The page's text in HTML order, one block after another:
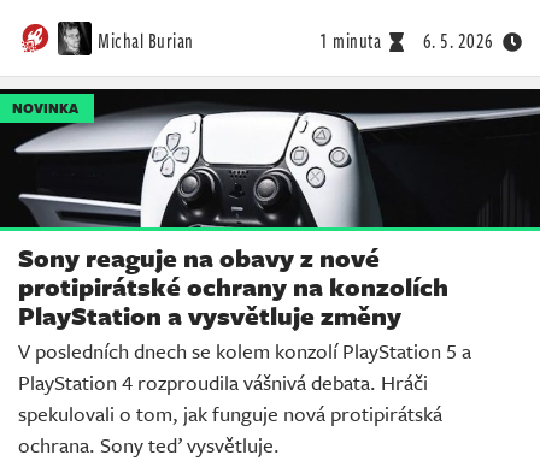
Michal Burian 1 minuta 6. 5. 2026
NOVINKA
Sony reaguje na obavy z nové
protipirátské ochrany na konzolích
PlayStation a vysvětluje změny
V posledních dnech se kolem konzolí PlayStation 5 a
PlayStation 4 rozproudila vášnivá debata. Hráči
spekulovali o tom, jak funguje nová protipirátská
ochrana. Sony teď vysvětluje.